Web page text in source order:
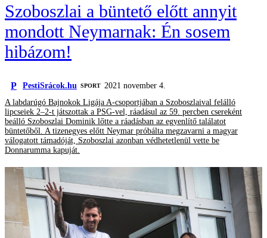
Szoboszlai a büntető előtt annyit
mondott Neymarnak: Én sosem
hibázom!
P PestiSrácok.hu SPORT
2021 november 4.
A labdarúgó Bajnokok Ligája A-csoportjában a Szoboszlaival felálló
lipcseiek 2–2-t játszottak a PSG-vel, ráadásul az 59. percben csereként
beálló Szoboszlai Dominik lőtte a ráadásban az egyenlítő találatot
büntetőből. A tizenegyes előtt Neymar próbálta megzavarni a magyar
válogatott támadóját, Szoboszlai azonban védhetetlenül vette be
Donnarumma kapuját.